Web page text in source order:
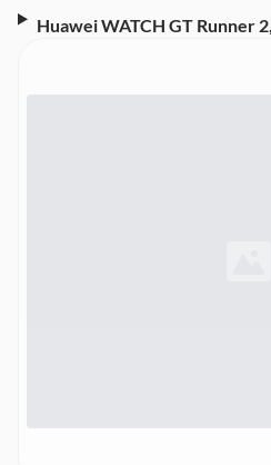
Huawei WATCH GT Runner